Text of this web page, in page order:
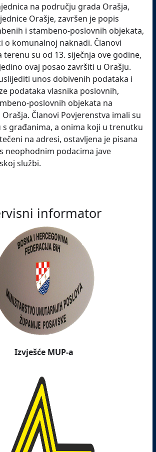
na području grada Orašja,
Orašje, završen je popis
i stambeno-poslovnih objekata,
o komunalnoj naknadi. Članovi
terenu su od 13. siječnja ove godine,
ovaj posao završiti u Orašju.
unos dobivenih podataka i
podataka vlasnika poslovnih,
poslovnih objekata na
Članovi Povjerenstva imali su
građanima, a onima koji u trenutku
na adresi, ostavljena je pisana
neophodnim podacima jave
službi.
informator
Izvješće MUP-a